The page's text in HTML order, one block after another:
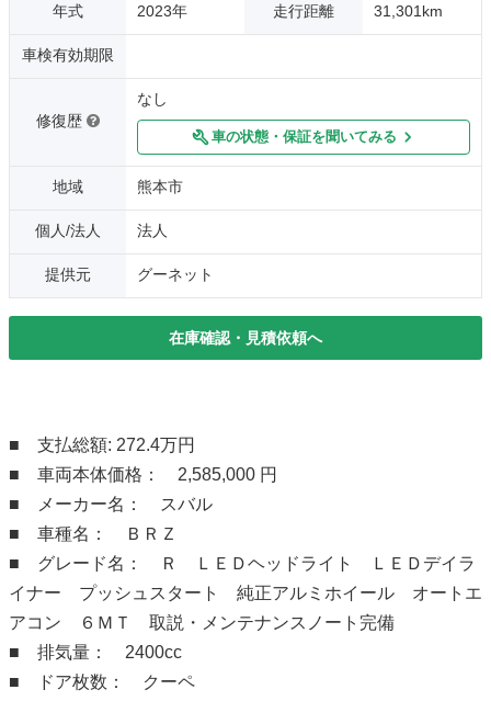
年式 2023年 走行距離 31,301km
車検有効期限
修復歴
なし
車の状態・保証を聞いてみる
地域 熊本市
個人/法人 法人
提供元 グーネット
在庫確認・見積依頼へ
■ 支払総額: 272.4万円
■ 車両本体価格： 2,585,000 円
■ メーカー名： スバル
■ 車種名： ＢＲＺ
■ グレード名： Ｒ ＬＥＤヘッドライト ＬＥＤデイラ
イナー プッシュスタート 純正アルミホイール オートエ
アコン ６ＭＴ 取説・メンテナンスノート完備
■ 排気量： 2400cc
■ ドア枚数： クーペ